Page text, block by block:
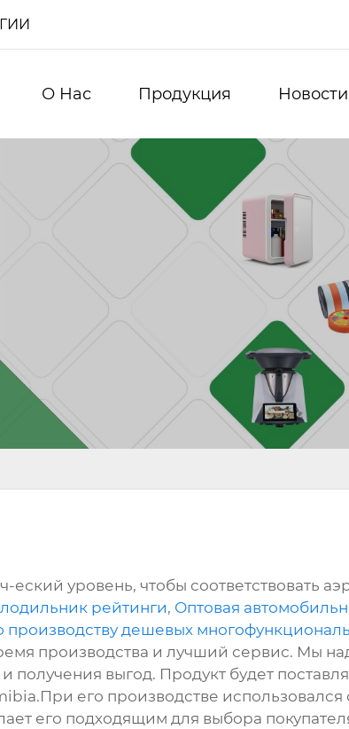
О Нас Продукция Новости
уровень, чтобы соответствовать
рейтинги, Оптовая
производству дешевых
производства и лучший сервис. Мы
получения выгод. Продукт будет
его производстве
его подходящим для выбора